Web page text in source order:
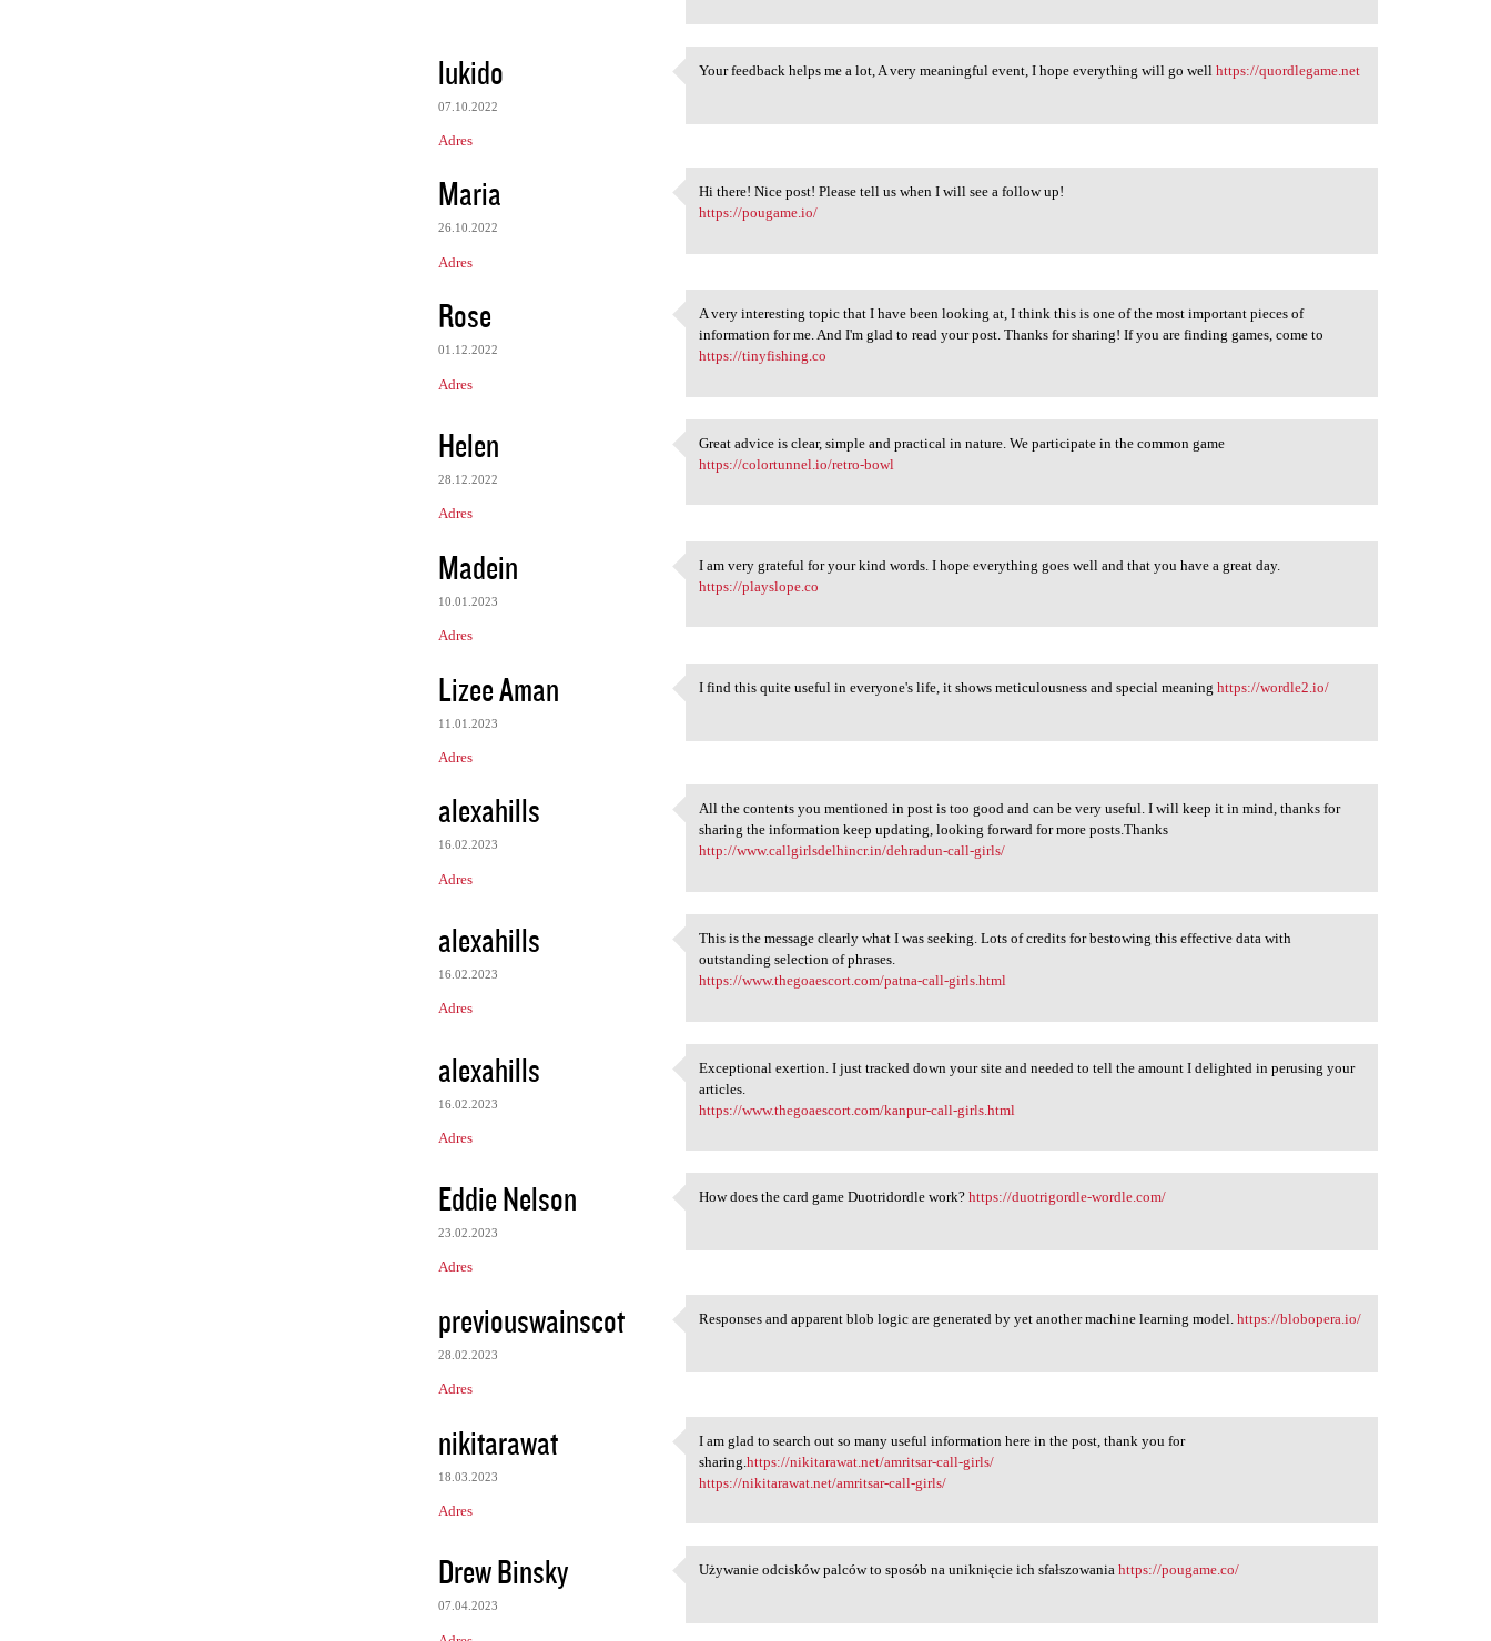
lukido
07.10.2022
Adres
Your feedback helps me a lot,
Your feedback helps me a lot, A very meaningful event, I hope everything will go wellhttps://quordlegame.net
Maria
26.10.2022
Adres
Hi there! Nice post! Please
Hi there! Nice post! Please tell us when I will see a follow up!
https://pougame.io/
Rose
01.12.2022
Adres
A very interesting topic that
A very interesting topic that I have been looking at, I think this is one of the most important pieces of
information for me. And I'm glad to read your post. Thanks for sharing! If you are finding games, come to
https://tinyfishing.co
Helen
28.12.2022
Adres
Great advice is clear, simple
Great advice is clear, simple and practical in nature. We participate in the common game
https://colortunnel.io/retro-bowl
Madein
10.01.2023
Adres
I am very grateful for your
I am very grateful for your kind words. I hope everything goes well and that you have a great day.
https://playslope.co
Lizee Aman
11.01.2023
Adres
I find this quite useful in
I find this quite useful in everyone's life, it shows meticulousness and special meaninghttps://wordle2.io/
alexahills
16.02.2023
Adres
All the contents you
All the contents you mentioned in post is too good and can be very useful. I will keep it in mind, thanks for
sharing the information keep updating, looking forward for more posts.Thanks
http://www.callgirlsdelhincr.in/dehradun-call-girls/
alexahills
16.02.2023
Adres
This is the message clearly
This is the message clearly what I was seeking. Lots of credits for bestowing this effective data with
outstanding selection of phrases.
https://www.thegoaescort.com/patna-call-girls.html
alexahills
16.02.2023
Adres
Exceptional exertion. I just
Exceptional exertion. I just tracked down your site and needed to tell the amount I delighted in perusing your
articles.
https://www.thegoaescort.com/kanpur-call-girls.html
Eddie Nelson
23.02.2023
Adres
How does the card game
How does the card game Duotridordle work?https://duotrigordle-wordle.com/
previouswainscot
28.02.2023
Adres
Responses and apparent blob
Responses and apparent blob logic are generated by yet another machine learning model.https://blobopera.io/
nikitarawat
18.03.2023
Adres
I am glad to search out so
I am glad to search out so many useful information here in the post, thank you for
sharing.https://nikitarawat.net/amritsar-call-girls/
https://nikitarawat.net/amritsar-call-girls/
Drew Binsky
07.04.2023
Używanie odcisków palców to
Używanie odcisków palców to sposób na uniknięcie ich sfałszowaniahttps://pougame.co/